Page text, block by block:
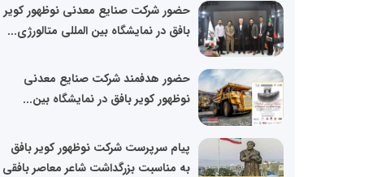
حضور شرکت صنایع معدنی نوظهور کویر
بافق در نمایشگاه بین المللی متالورژی...
حضور هدفمند شرکت صنایع معدنی
نوظهور کویر بافق در نمایشگاه بین...
پیام سرپرست شرکت نوظهور کویر بافق
به مناسبت بزرگداشت شاعر معاصر بافقی